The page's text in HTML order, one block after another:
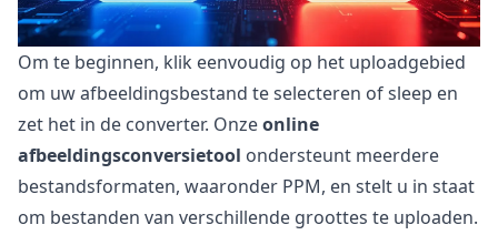
Om te beginnen, klik eenvoudig op het uploadgebied
om uw afbeeldingsbestand te selecteren of sleep en
zet het in de converter. Onzeonline
afbeeldingsconversietool ondersteunt meerdere
bestandsformaten, waaronder PPM, en stelt u in staat
om bestanden van verschillende groottes te uploaden.